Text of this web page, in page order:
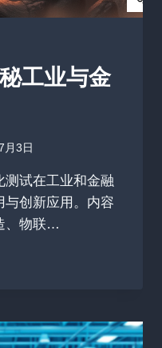
工业与金
月3日
测试在工业和金融
与创新应用。内容
、物联…